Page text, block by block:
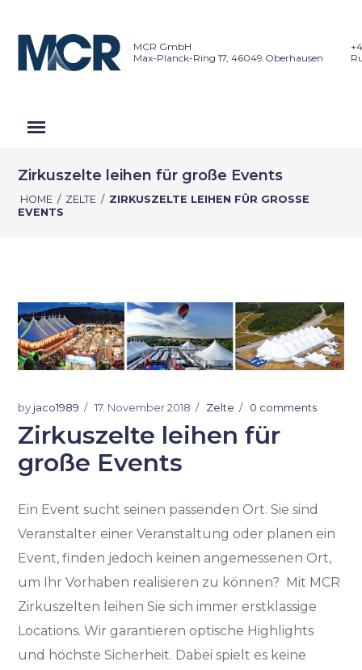
MCR GmbH
Max-Planck-Ring 17, 46049 Oberhausen
Zirkuszelte leihen für große Events
HOME / ZELTE / ZIRKUSZELTE LEIHEN FÜR GROSSE E
VENTS
by jaco1989 17. November 2018 Zelte 0 comments
Zirkuszelte leihen für
große Events
Ein Event sucht seinen passenden Ort. Sie sind
Veranstalter einer Veranstaltung oder planen ein
Event, finden jedoch keinen angemessenen Ort,
um Ihr Vorhaben realisieren zu können? Mit MCR
Zirkuszelten leihen Sie sich immer erstklassige
Locations. Wir garantieren optische Highlights
und höchste Sicherheit. Dabei spielt es keine